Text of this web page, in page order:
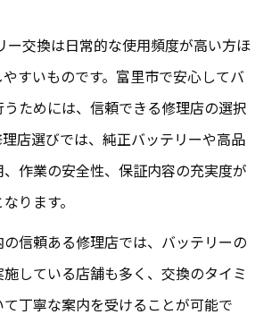
ー交換は日常的な使用頻度が高い方ほ
すいものです。富里市で安心してバ
ためには、信頼できる修理店の選択
店選びでは、純正バッテリーや高品
作業の安全性、保証内容の充実度が
ります。
信頼ある修理店では、バッテリーの
している店舗も多く、交換のタイミ
丁寧な案内を受けることが可能で